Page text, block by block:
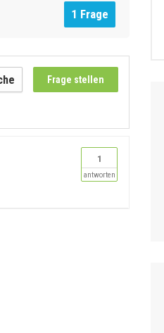
1 Frage
Frage stellen
1
antworten